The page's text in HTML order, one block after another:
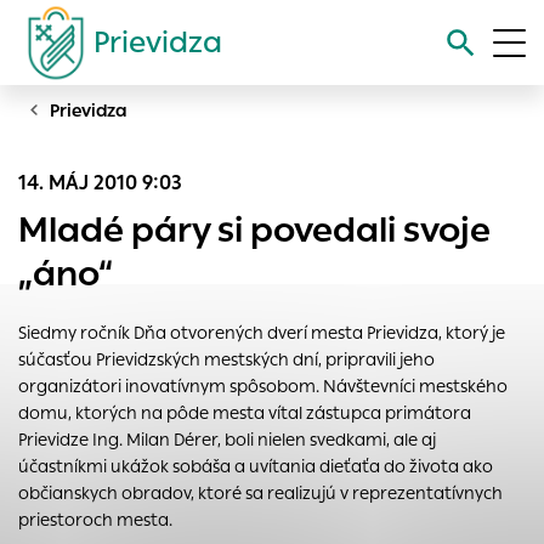
Prievidza
Vyhľadávanie
Prievidza
14. MÁJ 2010 9:03
Mladé páry si povedali svoje
„áno“
Siedmy ročník Dňa otvorených dverí mesta Prievidza, ktorý je
súčasťou Prievidzských mestských dní, pripravili jeho
organizátori inovatívnym spôsobom. Návštevníci mestského
domu, ktorých na pôde mesta vítal zástupca primátora
Prievidze Ing. Milan Dérer, boli nielen svedkami, ale aj
účastníkmi ukážok sobáša a uvítania dieťaťa do života ako
občianskych obradov, ktoré sa realizujú v reprezentatívnych
priestoroch mesta.
Nastavenie cookies
Cookies sú malé súbory, do ktorých webové stránky môžu
ukladať informácie o vašej aktivite a preferenciách.
zapamätoval Vaše prihlásenie alebo aby sa uložila Vaša
voľba v tomto okne.
Vyberte úroveň cookies, ktorú chcete povoliť
Technické cookies
Technické súbory cookie sú pre prevádzku nevyhnutné a
pomáhajú urobiť webové stránky uplatniteľnými tým, že